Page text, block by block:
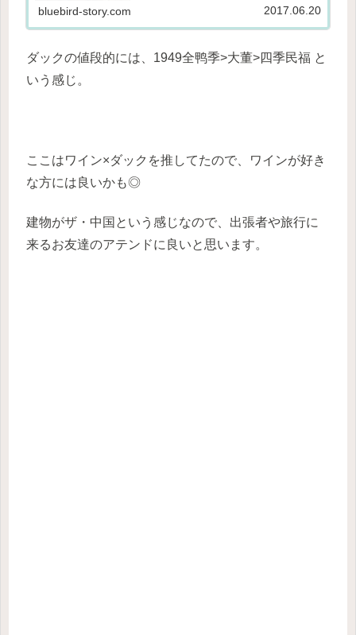
は少し高くて（日本から来る人のアテンドなど
には◎）、なかなかリピートには...
bluebird-story.com 2017.06.20
ダックの値段的には、1949全鸭季>大董>四季民福 と
いう感じ。
ここはワイン×ダックを推してたので、ワインが好き
な方には良いかも◎
建物がザ・中国という感じなので、出張者や旅行に
来るお友達のアテンドに良いと思います。